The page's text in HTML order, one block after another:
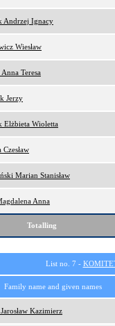
Andrzej Ignacy
Wiesław
Teresa
Jerzy
Elżbieta Wioletta
Czesław
Marian Stanisław
Anna
Totalling
List no. 7 -
Family name and given names
Kazimierz